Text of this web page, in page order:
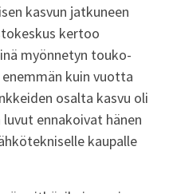
kasvun jatkuneen
kertoo
myönnetyn touko-
kuin vuotta
osalta kasvu oli
ennakoivat hänen
kaupalle